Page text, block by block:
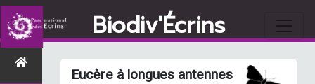
Biodiv'Écrins
Eucère à longues antennes